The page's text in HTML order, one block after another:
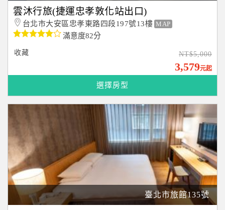
背包棧旅店-西門町館
單人旅行~背包客1158元起 連住兩晚~每日2599元起
雲沐行旅(捷運忠孝敦化站出口)
台北市大安區忠孝東路四段197號13樓 MAP
滿意度82分
收藏 NT$5,000
3,579元起
選擇房型
臺北市旅館135號